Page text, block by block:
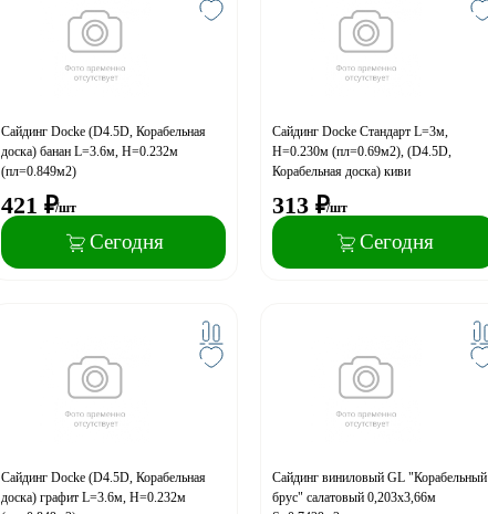
Сайдинг Docke (D4.5D, Корабельная
доска) банан L=3.6м, H=0.232м
(пл=0.849м2)
421 ₽/шт
Сегодня
Сайдинг Docke Стандарт L=3м,
H=0.230м (пл=0.69м2), (D4.5D,
Корабельная доска) киви
313 ₽/шт
Сегодня
Сайдинг Docke (D4.5D, Корабельная
доска) графит L=3.6м, H=0.232м
Сайдинг виниловый GL "Корабельный
брус" салатовый 0,203х3,66м